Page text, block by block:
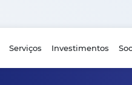
Serviços Investimentos